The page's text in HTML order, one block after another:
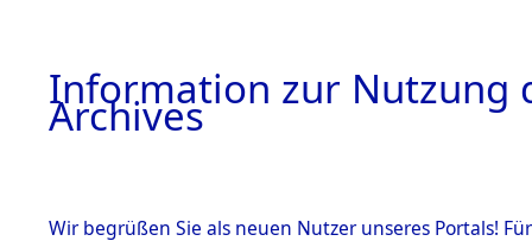
Information zur Nutzung
Archives
Wir begrüßen Sie als neuen Nutzer unseres Portals!